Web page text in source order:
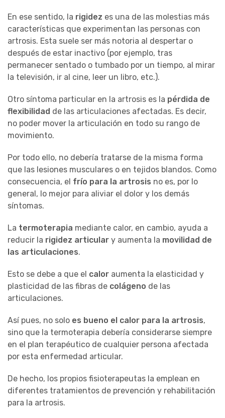
En ese sentido, la rigidez es una de las molestias más
características que experimentan las personas con
artrosis. Esta suele ser más notoria al despertar o
después de estar inactivo (por ejemplo, tras
permanecer sentado o tumbado por un tiempo, al mirar
la televisión, ir al cine, leer un libro, etc.).
Otro síntoma particular en la artrosis es la pérdida de
flexibilidad de las articulaciones afectadas. Es decir,
no poder mover la articulación en todo su rango de
movimiento.
Por todo ello, no debería tratarse de la misma forma
que las lesiones musculares o en tejidos blandos. Como
consecuencia, el frío para la artrosis no es, por lo
general, lo mejor para aliviar el dolor y los demás
síntomas.
La termoterapia mediante calor, en cambio, ayuda a
reducir la rigidez articular y aumenta la movilidad de
las articulaciones.
Esto se debe a que el calor aumenta la elasticidad y
plasticidad de las fibras de colágeno de las
articulaciones.
Así pues, no solo es bueno el calor para la artrosis,
sino que la termoterapia debería considerarse siempre
en el plan terapéutico de cualquier persona afectada
por esta enfermedad articular.
De hecho, los propios fisioterapeutas la emplean en
diferentes tratamientos de prevención y rehabilitación
para la artrosis.